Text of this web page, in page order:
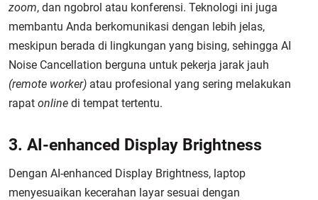
zoom, dan ngobrol atau konferensi. Teknologi ini juga
membantu Anda berkomunikasi dengan lebih jelas,
meskipun berada di lingkungan yang bising, sehingga AI
Noise Cancellation berguna untuk pekerja jarak jauh
(remote worker) atau profesional yang sering melakukan
rapat online di tempat tertentu.
3. AI-enhanced Display Brightness
Dengan AI-enhanced Display Brightness, laptop
menyesuaikan kecerahan layar sesuai dengan